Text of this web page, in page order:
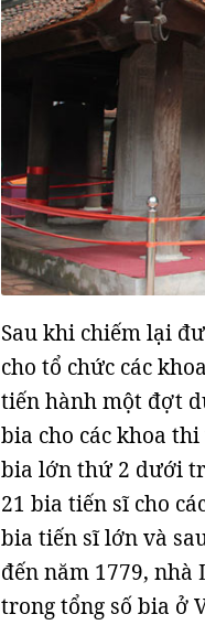
Sau khi chiếm lại
cho tổ chức các
tiến hành một đợt
bia cho các khoa
bia lớn thứ 2 dưới
21 bia tiến sĩ cho
bia tiến sĩ lớn và
đến năm 1779,
trong tổng số bia ở